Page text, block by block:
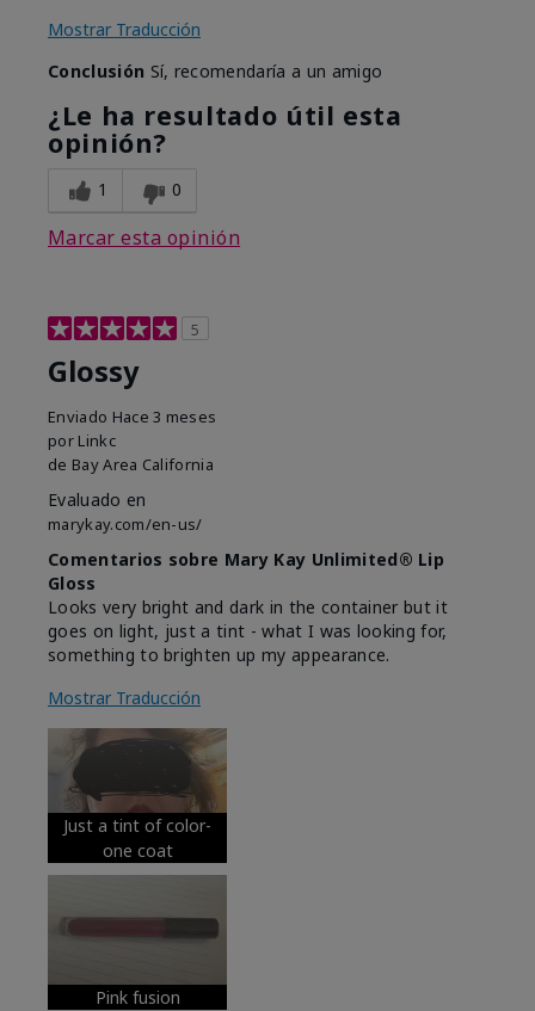
Mostrar Traducción
Conclusión Sí, recomendaría a un amigo
¿Le ha resultado útil esta
opinión?
1 0
Marcar esta opinión
5
Glossy
Enviado Hace 3 meses
por Linkc
de Bay Area California
Evaluado en
marykay.com/en-us/
Comentarios sobre Mary Kay Unlimited® Lip
Gloss
Looks very bright and dark in the container but it
goes on light, just a tint - what I was looking for,
something to brighten up my appearance.
Mostrar Traducción
Just a tint of color-
one coat
Pink fusion